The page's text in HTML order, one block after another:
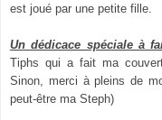
est joué par une petite fille.
Un dédicace spéciale à
Tiphs qui a fait ma
Sinon, merci à pleins de
peut-être ma Steph)